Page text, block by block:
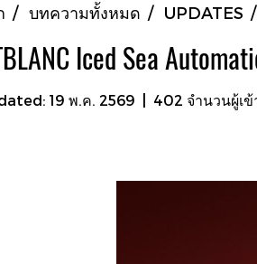
บทความทั้งหมด UPDATES
Iced Sea
19 พ.ค. 2569 402 จำนวนผู้เข้